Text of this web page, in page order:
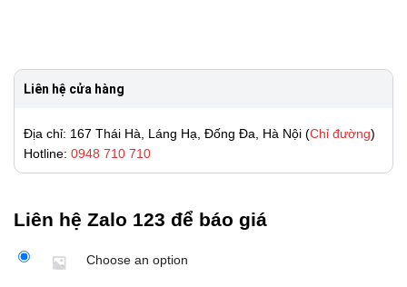
Liên hệ cửa hàng
Địa chỉ: 167 Thái Hà, Láng Hạ, Đống Đa, Hà Nội (Chỉ đường)
Hotline: 0948 710 710
Liên hệ Zalo 123 để báo giá
Choose an option